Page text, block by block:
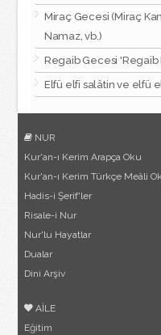
Miraç Gecesi (Miraç
Namaz, vb.)
Regaib Gecesi
Elfü elfi salâtin ve elfü
NUR
Kur'an-ı Kerim Arapça Oku
Kur'an-ı Kerim Türkçe Meâli
Hadis-i Şerif'ler
Risale-i Nur
Nur'lu Hayatlar
Dualar
Dini Arşiv
AİLE
Eğitim